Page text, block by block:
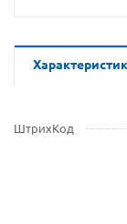
ШтрихКод